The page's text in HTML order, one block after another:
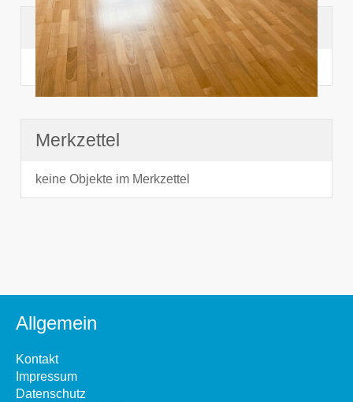
Suchhistorie
noch nichts angesehen
Merkzettel
keine Objekte im Merkzettel
Allgemein
Kontakt
Impressum
Datenschutz